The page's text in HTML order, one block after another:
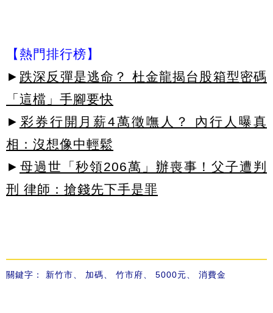
【熱門排行榜】
► 跌深反彈是逃命？ 杜金龍揭台股箱型密碼
「這檔」手腳要快
► 彩券行開月薪4萬徵嘸人？ 內行人曝真
相：沒想像中輕鬆
► 母過世「秒領206萬」辦喪事！父子遭判
刑 律師：搶錢先下手是罪
關鍵字： 新竹市 加碼 竹市府 5000元 消費金